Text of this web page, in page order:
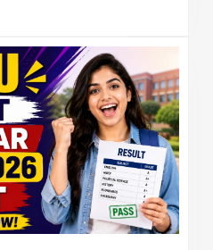
Full
&
Exam
Schedule
PDF